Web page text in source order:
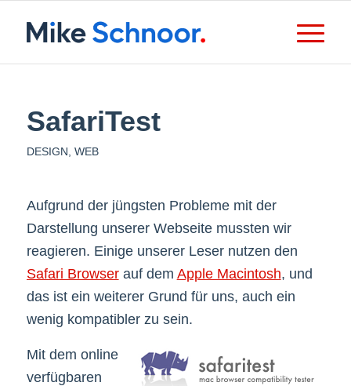
SafariTest
DESIGN WEB
Aufgrund der jüngsten Probleme mit der
Darstellung unserer Webseite mussten wir
reagieren. Einige unserer Leser nutzen den
Safari Browserauf dem Apple Macintosh, und
das ist ein weiterer Grund für uns, auch ein
wenig kompatibler zu sein.
Mit dem online
verfügbaren